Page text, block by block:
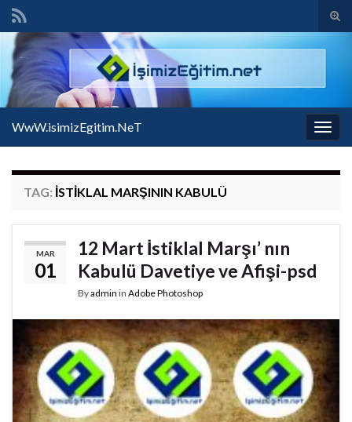
Search for:
WwW.isimizEgitim.NeT
TAG: İSTIKLAL MARŞININ KABULÜ
MAR
01
12 Mart İstiklal Marşı’ nın
Kabulü Davetiye ve Afişi-psd
Byadmin in Adobe Photoshop